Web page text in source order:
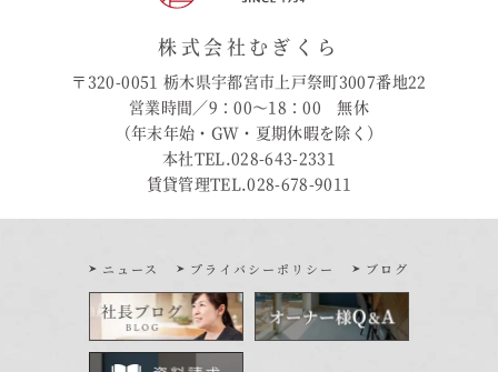
株式会社むぎくら
〒320-0051 栃木県宇都宮市上戸祭町3007番地22
営業時間／9：00〜18：00 無休
（年末年始・GW・夏期休暇を除く）
本社TEL.028-643-2331
賃貸管理TEL.028-678-9011
ニュース プライバシーポリシー ブログ